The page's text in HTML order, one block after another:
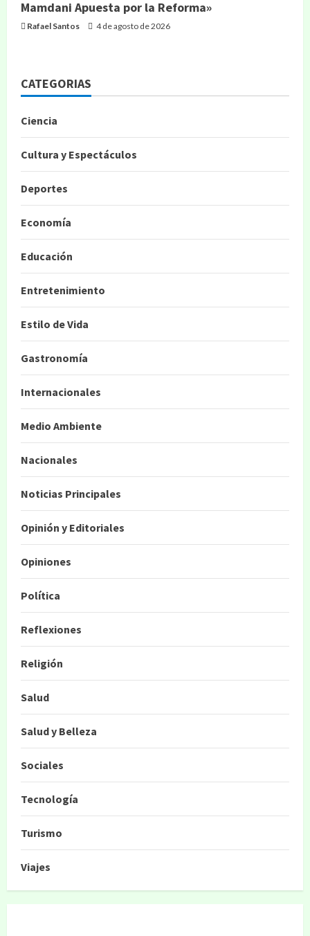
Mamdani Apuesta por la Reforma»
Rafael Santos 4 de agosto de 2026
CATEGORIAS
Ciencia
Cultura y Espectáculos
Deportes
Economía
Educación
Entretenimiento
Estilo de Vida
Gastronomía
Internacionales
Medio Ambiente
Nacionales
Noticias Principales
Opinión y Editoriales
Opiniones
Política
Reflexiones
Religión
Salud
Salud y Belleza
Sociales
Tecnología
Turismo
Viajes